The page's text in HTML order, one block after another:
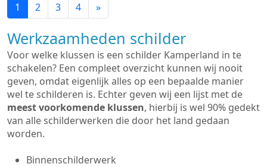
1 2 3 4 »
Werkzaamheden schilder
Voor welke klussen is een schilder Kamperland in te
schakelen? Een compleet overzicht kunnen wij nooit
geven, omdat eigenlijk alles op een bepaalde manier
wel te schilderen is. Echter geven wij een lijst met de
meest voorkomende klussen, hierbij is wel 90% gedekt
van alle schilderwerken die door het land gedaan
worden.
Binnenschilderwerk